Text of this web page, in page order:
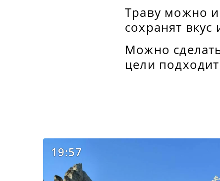
Траву можно
сохранят
Можно
цели
19:57